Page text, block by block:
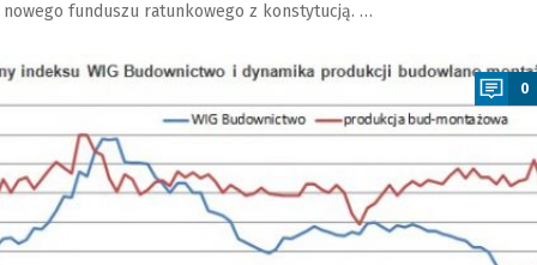
nowego funduszu ratunkowego z konstytucją. …
0